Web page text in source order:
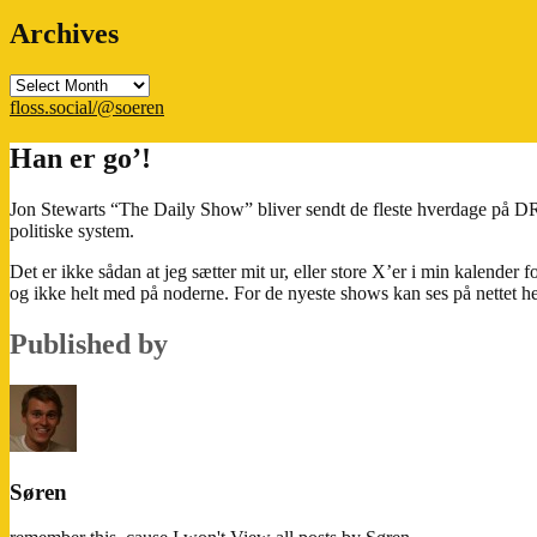
Archives
Archives
floss.social/@soeren
Han er go’!
Jon Stewarts “The Daily Show” bliver sendt de fleste hverdage på
politiske system.
Det er ikke sådan at jeg sætter mit ur, eller store X’er i min kalender
og ikke helt med på noderne. For de nyeste shows kan ses på nettet
Published by
Søren